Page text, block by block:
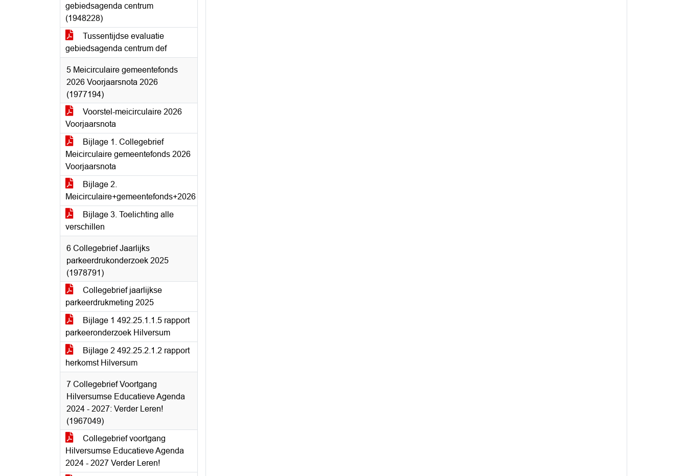
gebiedsagenda centrum
(1948228)
Tussentijdse evaluatie
gebiedsagenda centrum def
5 Meicirculaire gemeentefonds
2026 Voorjaarsnota 2026
(1977194)
Voorstel-meicirculaire 2026
Voorjaarsnota
Bijlage 1. Collegebrief
Meicirculaire gemeentefonds 2026
Voorjaarsnota
Bijlage 2.
Meicirculaire+gemeentefonds+2026
Bijlage 3. Toelichting alle
verschillen
6 Collegebrief Jaarlijks
parkeerdrukonderzoek 2025
(1978791)
Collegebrief jaarlijkse
parkeerdrukmeting 2025
Bijlage 1 492.25.1.1.5 rapport
parkeeronderzoek Hilversum
Bijlage 2 492.25.2.1.2 rapport
herkomst Hilversum
7 Collegebrief Voortgang
Hilversumse Educatieve Agenda
2024 - 2027: Verder Leren!
(1967049)
Collegebrief voortgang
Hilversumse Educatieve Agenda
2024 - 2027 Verder Leren!